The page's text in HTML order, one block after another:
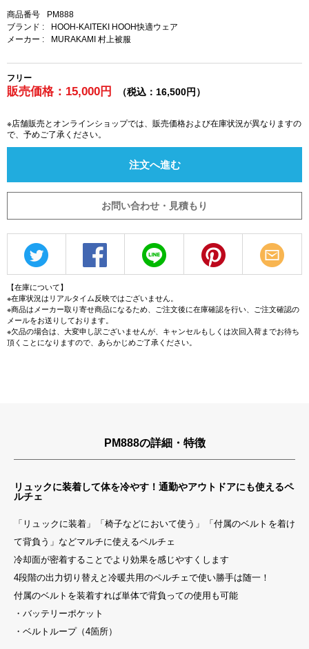
商品番号
PM888
ブランド :
HOOH-KAITEKI HOOH快適ウェア
メーカー :
MURAKAMI 村上被服
フリー
販売価格：15,000円 （税込：16,500円）
※店舗販売とオンラインショップでは、販売価格および在庫状況が異なりますの
で、予めご了承ください。
注文へ進む
お問い合わせ・見積もり
【在庫について】
※在庫状況はリアルタイム反映ではございません。
※商品はメーカー取り寄せ商品になるため、ご注文後に在庫確認を行い、ご注文確認の
メールをお送りしております。
※欠品の場合は、大変申し訳ございませんが、キャンセルもしくは次回入荷までお待ち
頂くことになりますので、あらかじめご了承ください。
PM888の詳細・特徴
リュックに装着して体を冷やす！通勤やアウトドアにも使えるペ
ルチェ
「リュックに装着」「椅子などにおいて使う」「付属のベルトを着け
て背負う」などマルチに使えるペルチェ
冷却面が密着することでより効果を感じやすくします
4段階の出力切り替えと冷暖共用のペルチェで使い勝手は随一！
付属のベルトを装着すれば単体で背負っての使用も可能
・バッテリーポケット
・ベルトループ（4箇所）